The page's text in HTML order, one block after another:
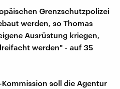
Grenzschutzpolizei
werden, so Thomas
Ausrüstung kriegen,
werden" - auf 35
Kommission soll die Agentur